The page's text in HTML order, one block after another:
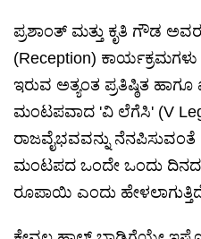
ಪ್ರಶಾಂತ್ ಮತ್ತು ಕೃತಿ ಗೌಡ
(Reception)
ಇರುವ ಅತ್ಯಂತ ಪ್ರತಿಷ್ಠಿತ
ಮಂಟಪವಾದ 'ವಿ ಲೆಗೆಸಿ' (V
ರಾಜವೈಭವವನ್ನು
ಮಂಟಪದ ಒಂದೇ ಒಂದು ದಿನದ
ರೂಪಾಯಿ ಎಂದು